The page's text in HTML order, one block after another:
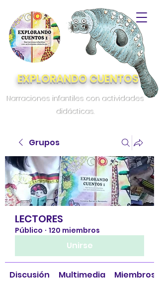
EXPLORANDO CUENTOS
Narraciones infantiles con actividades
didácticas.
Grupos
LECTORES
Público · 120 miembros
Unirse
Discusión Multimedia Miembros